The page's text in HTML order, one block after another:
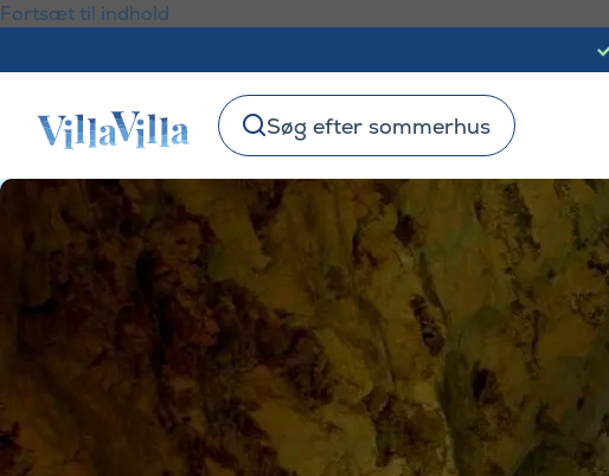
Fortsæt til indhold
Søg efter sommerhus